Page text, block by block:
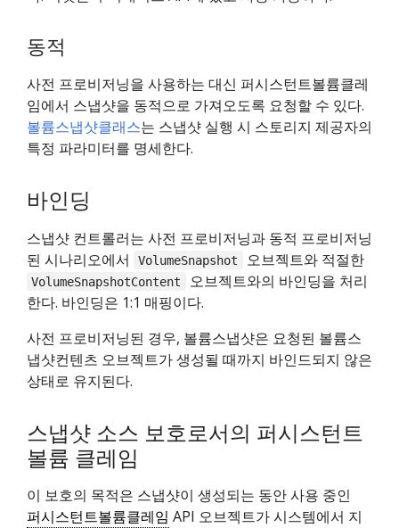
동적
사전 프로비저닝을 사용하는 대신 퍼시스턴트볼륨클레
임에서 스냅샷을 동적으로 가져오도록 요청할 수 있다.
볼륨스냅샷클래스는 스냅샷 실행 시 스토리지 제공자의
특정 파라미터를 명세한다.
바인딩
스냅샷 컨트롤러는 사전 프로비저닝과 동적 프로비저닝
된 시나리오에서
VolumeSnapshot 오브젝트와 적절한
VolumeSnapshotContent
오브젝트와의 바인딩을 처리
한다. 바인딩은 1:1 매핑이다.
사전 프로비저닝된 경우, 볼륨스냅샷은 요청된 볼륨스
냅샷컨텐츠 오브젝트가 생성될 때까지 바인드되지 않은
상태로 유지된다.
스냅샷 소스 보호로서의 퍼시스턴트
볼륨 클레임
이 보호의 목적은 스냅샷이 생성되는 동안 사용 중인
퍼시스턴트볼륨클레임 API 오브젝트가 시스템에서 지